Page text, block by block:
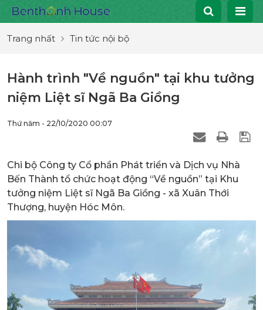
Trang nhất Tin tức nội bộ
Hành trình "Về nguồn" tại khu tưởng
niệm Liệt sĩ Ngã Ba Giồng
Thứ năm - 22/10/2020 00:07
Chi bộ Công ty Cổ phần Phát triển và Dịch vụ Nhà
Bến Thành tổ chức hoạt động “Về nguồn” tại Khu
tưởng niệm Liệt sĩ Ngã Ba Giồng - xã Xuân Thới
Thượng, huyện Hóc Môn.